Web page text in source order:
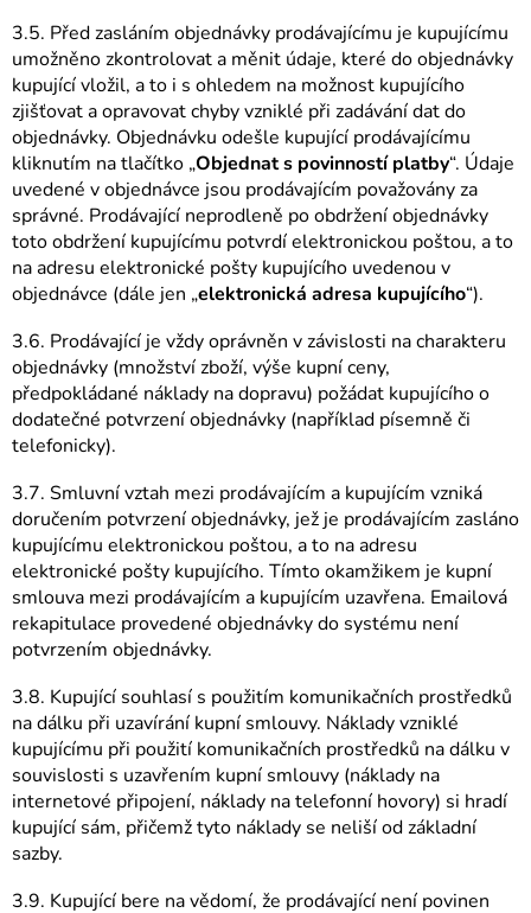
3.5. Před zasláním objednávky prodávajícímu je kupujícímu
umožněno zkontrolovat a měnit údaje, které do objednávky
kupující vložil, a to i s ohledem na možnost kupujícího
zjišťovat a opravovat chyby vzniklé při zadávání dat do
objednávky. Objednávku odešle kupující prodávajícímu
kliknutím na tlačítko „Objednat s povinností platby“. Údaje
uvedené v objednávce jsou prodávajícím považovány za
správné. Prodávající neprodleně po obdržení objednávky
toto obdržení kupujícímu potvrdí elektronickou poštou, a to
na adresu elektronické pošty kupujícího uvedenou v
objednávce (dále jen „elektronická adresa kupujícího“).
3.6. Prodávající je vždy oprávněn v závislosti na charakteru
objednávky (množství zboží, výše kupní ceny,
předpokládané náklady na dopravu) požádat kupujícího o
dodatečné potvrzení objednávky (například písemně či
telefonicky).
3.7. Smluvní vztah mezi prodávajícím a kupujícím vzniká
doručením potvrzení objednávky, jež je prodávajícím zasláno
kupujícímu elektronickou poštou, a to na adresu
elektronické pošty kupujícího. Tímto okamžikem je kupní
smlouva mezi prodávajícím a kupujícím uzavřena. Emailová
rekapitulace provedené objednávky do systému není
potvrzením objednávky.
3.8. Kupující souhlasí s použitím komunikačních prostředků
na dálku při uzavírání kupní smlouvy. Náklady vzniklé
kupujícímu při použití komunikačních prostředků na dálku v
souvislosti s uzavřením kupní smlouvy (náklady na
internetové připojení, náklady na telefonní hovory) si hradí
kupující sám, přičemž tyto náklady se neliší od základní
sazby.
3.9. Kupující bere na vědomí, že prodávající není povinen